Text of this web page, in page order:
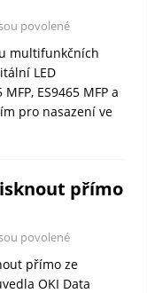
povolené
multifunkčních
LED
ES9465 MFP a
pro nasazení ve
přímo
povolené
přímo ze
OKI Data